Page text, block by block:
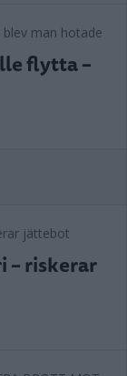
flytta –
– riskerar